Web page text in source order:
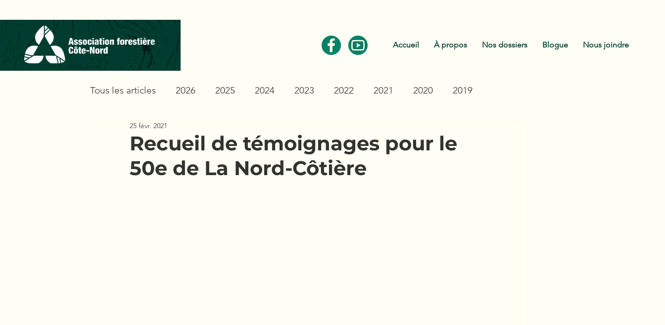
Accueil À propos Nos dossiers Blogue Nous joindre
Tous les articles 2026 2025 2024 2023 2022 2021 2020 2019
Recueil de témoignages pour le
50e de La Nord-Côtière
25 févr. 2021